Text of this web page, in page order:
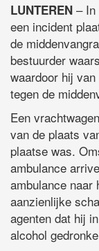
LUNTEREN – In
een incident
de
bestuurder
waardoor hij
tegen de
Een
van de plaats
plaatse was.
ambulance
ambulance naar
aanzienlijke
agenten dat hij
alcohol